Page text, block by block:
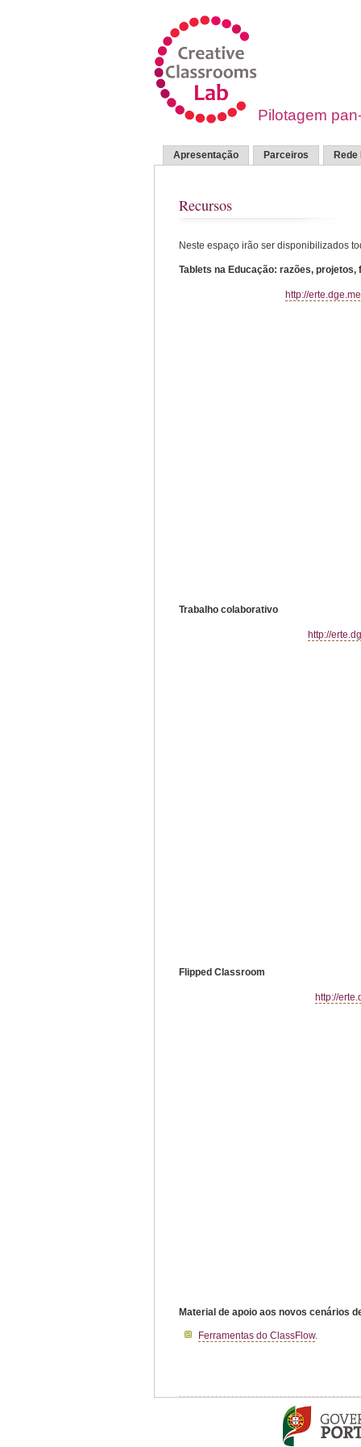
Pilotagem
Apresentação Parceiros
Recursos
Neste espaço irão ser disponibilizados
Tablets na Educação: razões, projetos,
http://
Trabalho colaborativo
http://
Flipped Classroom
http://
Material de apoio aos novos cenários
Ferramentas do ClassFlow.